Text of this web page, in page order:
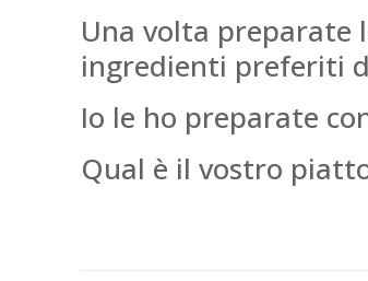
Una volta preparate
ingredienti preferiti
Io le ho preparate
Qual è il vostro